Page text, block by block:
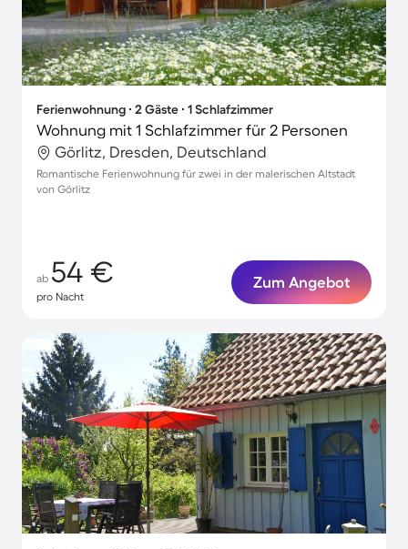
Ferienwohnung ∙ 2 Gäste ∙ 1 Schlafzimmer
Wohnung mit 1 Schlafzimmer für 2 Personen
Görlitz, Dresden, Deutschland
Romantische Ferienwohnung für zwei in der malerischen Altstadt
von Görlitz
ab 54 €
pro Nacht
Zum Angebot